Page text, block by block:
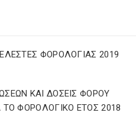
ΦΟΡΟΛΟΓΙΑΣ 2019
ΚΑΙ ΔΟΣΕΙΣ ΦΟΡΟΥ
ΤΟ ΦΟΡΟΛΟΓΙΚΟ ΕΤΟΣ 2018